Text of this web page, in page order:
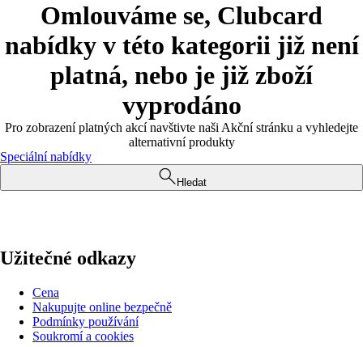
Omlouváme se, Clubcard
nabídky v této kategorii již není
platná, nebo je již zboží
vyprodáno
Pro zobrazení platných akcí navštivte naši Akční stránku a vyhledejte
alternativní produkty
Speciální nabídky
Hledat
Užitečné odkazy
Cena
Nakupujte online bezpečně
Podmínky používání
Soukromí a cookies